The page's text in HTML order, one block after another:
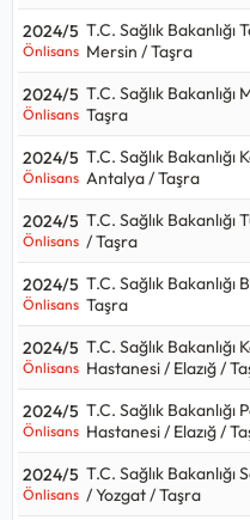
2024/5
Önlisans
T.C. Sağlık
Mersin / Taşra
2024/5
Önlisans
T.C. Sağlık
Taşra
2024/5
Önlisans
T.C. Sağlık
Antalya / Taşra
2024/5
Önlisans
T.C. Sağlık
/ Taşra
2024/5
Önlisans
T.C. Sağlık
Taşra
2024/5
Önlisans
T.C. Sağlık Bakanlığı
Hastanesi / Elazığ /
2024/5
Önlisans
T.C. Sağlık Bakanlığı
Hastanesi / Elazığ /
2024/5
Önlisans
T.C. Sağlık
/ Yozgat / Taşra